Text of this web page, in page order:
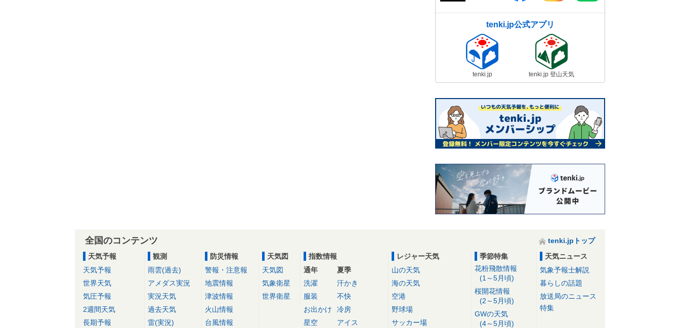
tenki.jp公式アプリ
tenki.jp tenki.jp 登山天気
全国のコンテンツ
tenki.jpトップ
天気予報
天気予報
世界天気
気圧予報
2週間天気
長期予報
観測
雨雲(過去)
アメダス実況
実況天気
過去天気
雷(実況)
防災情報
警報・注意報
地震情報
津波情報
火山情報
台風情報
天気図
天気図
気象衛星
世界衛星
指数情報
通年
洗濯
服装
お出かけ
星空
夏季
汗かき
不快
冷房
アイス
レジャー天気
山の天気
海の天気
空港
野球場
サッカー場
季節特集
花粉飛散情報
(1～5月頃)
桜開花情報
(2～5月頃)
GWの天気
(4～5月頃)
天気ニュース
気象予報士解説
暮らしの話題
放送局のニュース
特集